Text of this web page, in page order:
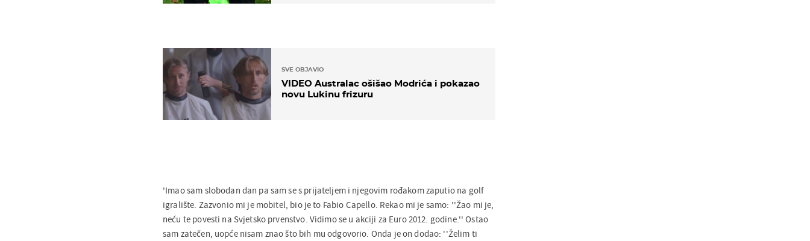
SVE OBJAVIO
VIDEO Australac ošišao Modrića i pokazao
novu Lukinu frizuru
'Imao sam slobodan dan pa sam se s prijateljem i njegovim rođakom zaputio na golf
igralište. Zazvonio mi je mobitel, bio je to Fabio Capello. Rekao mi je samo: ''Žao mi je,
neću te povesti na Svjetsko prvenstvo. Vidimo se u akciji za Euro 2012. godine.'' Ostao
sam zatečen, uopće nisam znao što bih mu odgovorio. Onda je on dodao: ''Želim ti